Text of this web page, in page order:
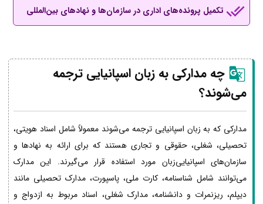
تکمیل پرونده‌های اداری در سازمان‌ها و نهادهای بین‌المللی
چه مدارکی به زبان اسپانیایی ترجمه
می‌شوند؟
مدارکی که به زبان اسپانیایی ترجمه می‌شوند معمولاً شامل اسناد هویتی،
تحصیلی، شغلی، حقوقی و تجاری هستند که برای ارائه به نهادها و
سازمان‌های اسپانیایی‌زبان مورد استفاده قرار می‌گیرند. این مدارک
می‌توانند شامل شناسنامه، کارت ملی، پاسپورت، مدارک تحصیلی مانند
دیپلم، ریزنمرات و دانشنامه، مدارک شغلی، اسناد مربوط به ازدواج و